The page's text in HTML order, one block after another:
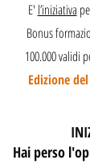
E' l’iniziativa
Bonus
100.000 validi
Edizione
Hai perso